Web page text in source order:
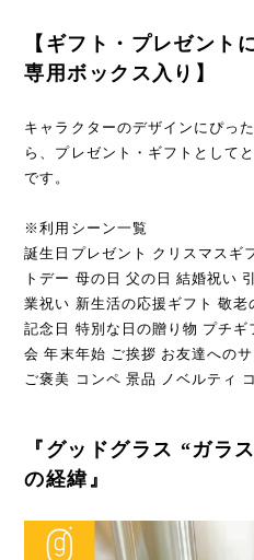
【ギフト・プレゼント
専用ボックス入り】
キャラクターのデザインにぴっ
ら、プレゼント・ギフトとして
です。
※利用シーン一覧
誕生日プレゼント クリスマスギ
トデー 母の日 父の日 結婚祝い
業祝い 新生活の応援ギフト 敬
記念日 特別な日の贈り物 プチ
会 年末年始 ご挨拶 お友達への
ご褒美 コンペ 景品 ノベルティ
『グッドグラス “ガラ
の経緯』